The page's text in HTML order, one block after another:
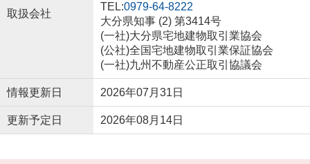
取扱会社
TEL:0979-64-8222
大分県知事 (2) 第3414号
(一社)大分県宅地建物取引業協会
(公社)全国宅地建物取引業保証協会
(一社)九州不動産公正取引協議会
情報更新日 2026年07月31日
更新予定日 2026年08月14日